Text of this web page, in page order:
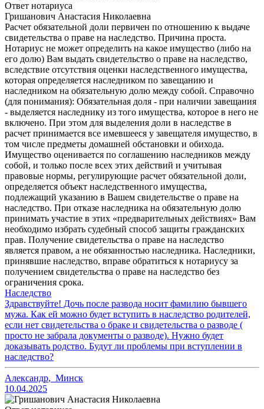
Ответ нотариуса
Гришанович Анастасия Николаевна
Расчет обязательной доли первичен по отношению к выдаче
свидетельства о праве на наследство. Причина проста.
Нотариус не может определить на какое имущество (либо на
его долю) Вам выдать свидетельство о праве на наследство,
вследствие отсутствия оценки наследственного имущества,
которая определяется наследником по завещанию и
наследником на обязательную долю между собой. Справочно
(для понимания): Обязательная доля - при наличии завещания
- выделяется наследнику из того имущества, которое в него не
включено. При этом для выделения доли в наследстве в
расчет принимается все имевшееся у завещателя имущество, в
том числе предметы домашней обстановки и обихода.
Имущество оценивается по соглашению наследников между
собой, и только после всех этих действий и учитывая
правовые нормы, регулирующие расчет обязательной доли,
определяется объект наследственного имущества,
подлежащий указанию в Вашем свидетельстве о праве на
наследство. При отказе наследника на обязательную долю
принимать участие в этих «предварительных действиях» Вам
необходимо избрать судебный способ защиты гражданских
прав. Получение свидетельства о праве на наследство
является правом, а не обязанностью наследника. Наследники,
принявшие наследство, вправе обратиться к нотариусу за
получением свидетельства о праве на наследство без
ограничения срока.
Наследство
Здравствуйте! Дочь после развода носит фамилию бывшего
мужа. Как ей можно будет вступить в наследство родителей,
если нет свидетельства о браке и свидетельства о разводе (
просто не забрала документы о разводе). Нужно будет
доказывать родство. Будут ли проблемы при вступлении в
наследство?
Александр, Минск
10.04.2025